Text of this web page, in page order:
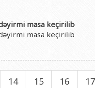
dəyirmi masa keçirilib
dəyirmi masa keçirilib
14 15 16 17